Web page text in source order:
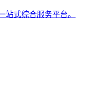
式综合服务平台。